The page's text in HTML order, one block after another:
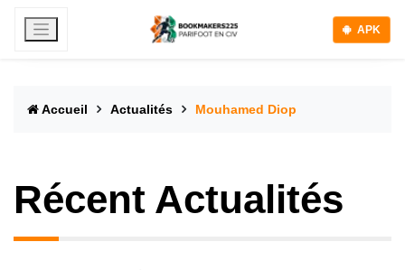
APK
Accueil Actualités Mouhamed Diop
Récent Actualités